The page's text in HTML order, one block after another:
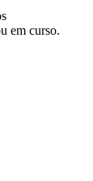
em curso.